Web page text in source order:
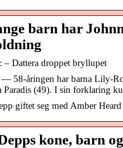
barn har
– Dattera droppet bryllupet
58-åringen har barna Lily-
Paradis (49). I sin forklaring
giftet seg med Amber
kone, barn